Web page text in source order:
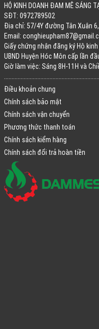
HỘ KINH DOANH ĐAM MÊ SÁNG
SĐT: 0972789502
Địa chỉ: 57/4Y đường Tân Xuân
Email:
Giấy chứng nhận đăng ký Hộ
UBND Huyện Hóc Môn cấp lần
Giờ làm việc: Sáng 8H-11H và
Điều khoản chung
Chính sách bảo mật
Chính sách vận chuyển
Phương thức thanh toán
Chính sách kiểm hàng
Chính sách đổi trả hoàn tiền